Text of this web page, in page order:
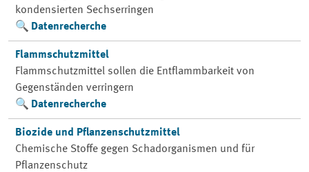
kondensierten Sechserringen
Datenrecherche
Flammschutzmittel
Flammschutzmittel sollen die Entflammbarkeit von
Gegenständen verringern
Datenrecherche
Biozide und Pflanzenschutzmittel
Chemische Stoffe gegen Schadorganismen und für
Pflanzenschutz